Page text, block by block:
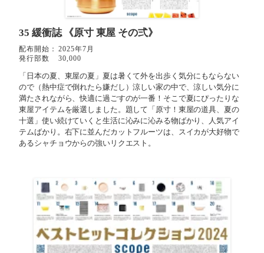
35 緩衝誌《原寸 東屋 その弍》
配布開始：
2025年7月
発行部数
30,000
「日本の夏、東屋の夏」夏は暑くて外を出歩く気分にもならない
ので（熱中症で倒れたら嫌だし）涼しい家の中で、涼しい気分に
満たされながら、快適に過ごすのが一番！そこで夏にぴったりな
東屋アイテムを厳選しました。題して「原寸！東屋の道具、夏の
十選」使い続けていくと生活に沁みに沁みる物ばかり、人気アイ
テムばかり。右下に並んだカットフルーツは、スイカが大好物で
あるシャチョウからの強いリクエスト。⁡⁡⁡⁡⁡⁡⁡⁡